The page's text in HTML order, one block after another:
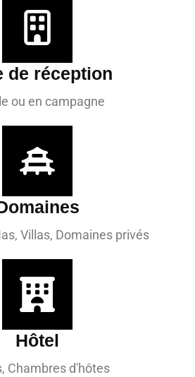
de réception
ou en campagne
Villas, Domaines privés
Hôtel
Chambres d'hôtes